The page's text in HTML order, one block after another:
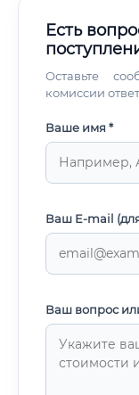
Есть
Оставьте
комиссии
Ваше имя *
Ваш E-mail
Ваш вопрос